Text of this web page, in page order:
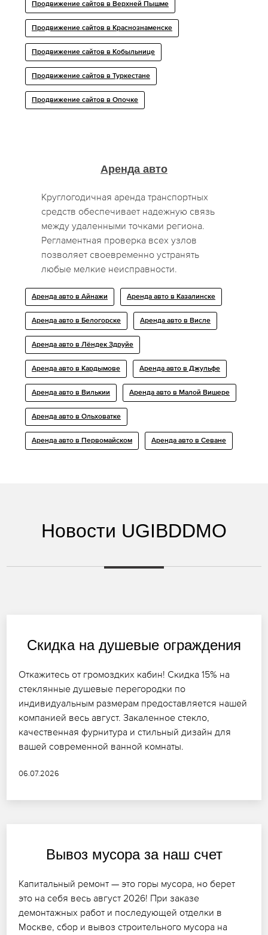
Продвижение сайтов в Верхней Пышме
Продвижение сайтов в Краснознаменске
Продвижение сайтов в Кобыльнице
Продвижение сайтов в Туркестане
Продвижение сайтов в Опочке
Аренда авто
Круглогодичная аренда транспортных
средств обеспечивает надежную связь
между удаленными точками региона.
Регламентная проверка всех узлов
позволяет своевременно устранять
любые мелкие неисправности.
Аренда авто в Айнажи Аренда авто в Казалинске
Аренда авто в Белогорске Аренда авто в Висле
Аренда авто в Лёндек Здруйе
Аренда авто в Кардымове Аренда авто в Джульфе
Аренда авто в Вилькии Аренда авто в Малой Вишере
Аренда авто в Ольховатке
Аренда авто в Первомайском Аренда авто в Севане
Новости UGIBDDMO
Скидка на душевые ограждения
Откажитесь от громоздких кабин! Скидка 15% на
стеклянные душевые перегородки по
индивидуальным размерам предоставляется нашей
компанией весь август. Закаленное стекло,
качественная фурнитура и стильный дизайн для
вашей современной ванной комнаты.
06.07.2026
Вывоз мусора за наш счет
Капитальный ремонт — это горы мусора, но берет
это на себя весь август 2026! При заказе
демонтажных работ и последующей отделки в
Москве, сбор и вывоз строительного мусора на